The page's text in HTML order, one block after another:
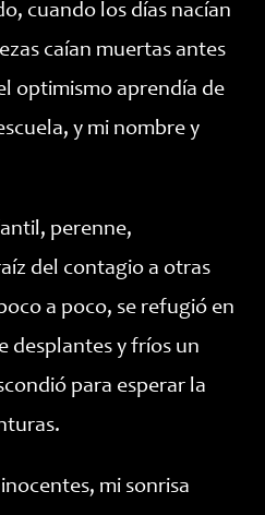
cuando los días nacían
caían muertas antes
optimismo aprendía de
y mi nombre y
perenne,
del contagio a otras
a poco, se refugió en
desplantes y fríos un
para esperar la
mi sonrisa